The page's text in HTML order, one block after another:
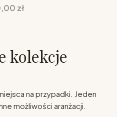
zł
kolekcje
na przypadki. Jeden
możliwości aranżacji.